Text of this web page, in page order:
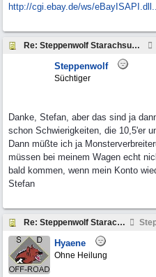
http://cgi.ebay.de/ws/
Re: Steppenwolf Starachsumbau
Steppenwolf
Süchtiger
Danke, Stefan, aber das sind ja
schon Schwierigkeiten, die 10,5'er
Dann müßte ich ja
müssen bei meinem Wagen echt
bald kommen, wenn mein Konto
Stefan
Re: Steppenwolf Starachsumbau
Hyaene
Ohne Heilung